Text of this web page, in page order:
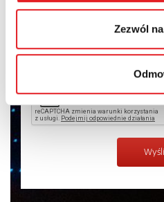
Zezwól
osobowych przez Relpol
Zapoznałem z treścią